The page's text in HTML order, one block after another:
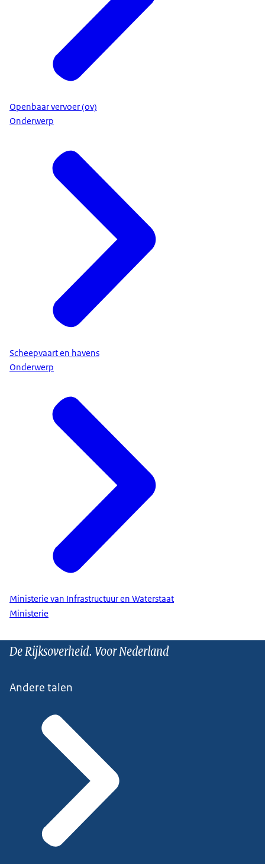
Openbaar vervoer (ov)
Onderwerp
Scheepvaart en havens
Onderwerp
Ministerie van Infrastructuur en Waterstaat
Ministerie
De Rijksoverheid. Voor Nederland
Andere talen